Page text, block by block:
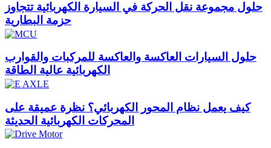
حلول مجموعة نقل الحركة في السيارة الكهربائية تتجاوز
حزمة البطارية
حلول السيارات العاكسة والعاكسة للمركبات والقوارب
الكهربائية عالية الطاقة
كيف يعمل نظام المحور الكهربائي؟ نظرة عميقة على
المحركات الكهربائية الحديثة